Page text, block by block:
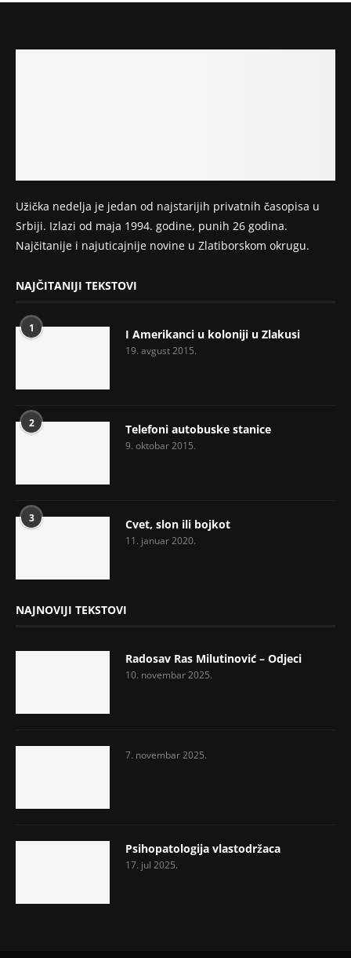
Užička nedelja je jedan od najstarijih privatnih časopisa u
Srbiji. Izlazi od maja 1994. godine, punih 26 godina.
Najčitanije i najuticajnije novine u Zlatiborskom okrugu.
NAJČITANIJI TEKSTOVI
1 I Amerikanci u koloniji u Zlakusi
19. avgust 2015.
2 Telefoni autobuske stanice
9. oktobar 2015.
3 Cvet, slon ili bojkot
11. januar 2020.
NAJNOVIJI TEKSTOVI
Radosav Ras Milutinović – Odjeci
10. novembar 2025.
7. novembar 2025.
Psihopatologija vlastodržaca
17. jul 2025.